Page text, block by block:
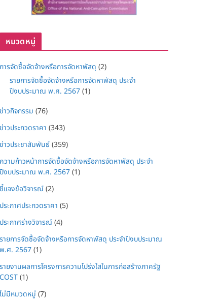
หมวดหมู่
การจัดซื้อจัดจ้างหรือการจัดหาพัสดุ (2)
รายการจัดซื้อจัดจ้างหรือการจัดหาพัสดุ ประจำ
ปีงบประมาณ พ.ศ. 2567(1)
ข่าวกิจกรรม (76)
ข่าวประกวดราคา (343)
ข่าวประชาสัมพันธ์(359)
ความก้าวหน้าการจัดซื้อจัดจ้างหรือการจัดหาพัสดุ ประจำ
ปีงบประมาณ พ.ศ. 2567(1)
ชี้แจงข้อวิจารณ์(2)
ประกาศประกวดราคา (5)
ประกาศร่างวิจารณ์(4)
รายการจัดซื้อจัดจ้างหรือการจัดหาพัสดุ ประจำปีงบประมาณ
พ.ศ. 2567(1)
รายงานผลการโครงการความโปร่งใสในการก่อสร้างภาครัฐ
COST(1)
ไม่มีหมวดหมู่ (7)